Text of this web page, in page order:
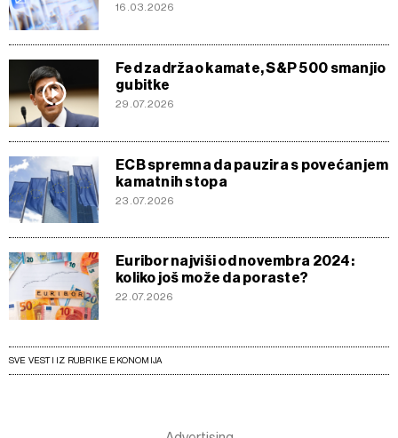
16.03.2026
Fed zadržao kamate, S&P 500 smanjio
gubitke
29.07.2026
ECB spremna da pauzira s povećanjem
kamatnih stopa
23.07.2026
Euribor najviši od novembra 2024:
koliko još može da poraste?
22.07.2026
SVE VESTI IZ RUBRIKE EKONOMIJA